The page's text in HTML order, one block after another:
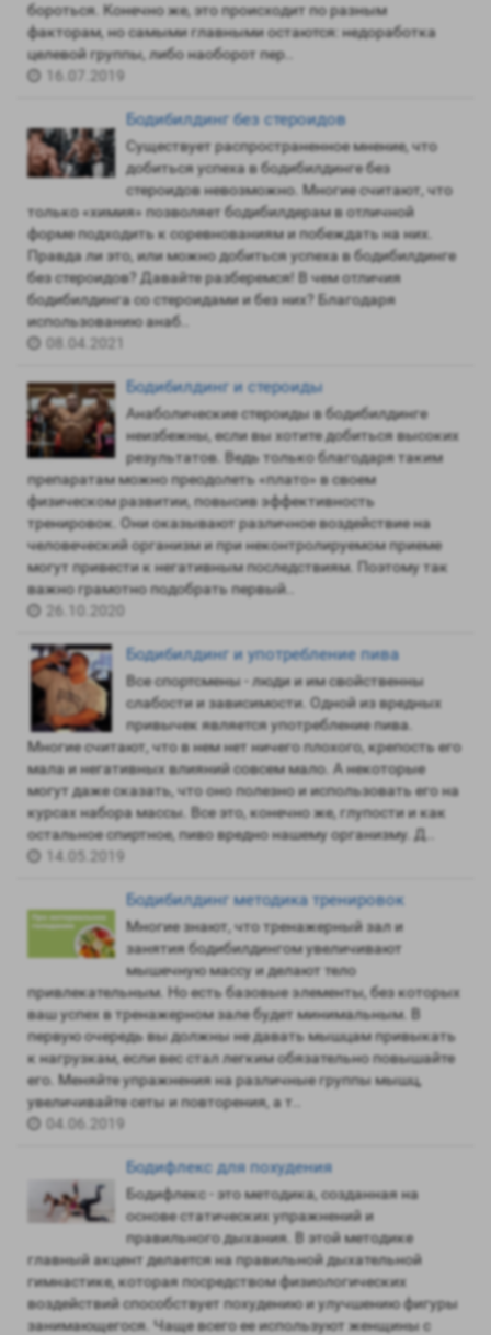
бороться. Конечно же, это происходит по разным
факторам, но самыми главными остаются: недоработка
целевой группы, либо наоборот пер..
16.07.2019
Бодибилдинг без стероидов
Существует распространенное мнение, что
добиться успеха в бодибилдинге без
стероидов невозможно. Многие считают, что
только «химия» позволяет бодибилдерам в отличной
форме подходить к соревнованиям и побеждать на них.
Правда ли это, или можно добиться успеха в бодибилдинге
без стероидов? Давайте разберемся! В чем отличия
бодибилдинга со стероидами и без них? Благодаря
использованию анаб..
08.04.2021
Бодибилдинг и стероиды
Анаболические стероиды в бодибилдинге
неизбежны, если вы хотите добиться высоких
результатов. Ведь только благодаря таким
препаратам можно преодолеть «плато» в своем
физическом развитии, повысив эффективность
тренировок. Они оказывают различное воздействие на
человеческий организм и при неконтролируемом приеме
могут привести к негативным последствиям. Поэтому так
важно грамотно подобрать первый..
26.10.2020
Бодибилдинг и употребление пива
Все спортсмены - люди и им свойственны
слабости и зависимости. Одной из вредных
привычек является употребление пива.
Многие считают, что в нем нет ничего плохого, крепость его
мала и негативных влияний совсем мало. А некоторые
могут даже сказать, что оно полезно и использовать его на
курсах набора массы. Все это, конечно же, глупости и как
остальное спиртное, пиво вредно нашему организму. Д..
14.05.2019
Бодибилдинг методика тренировок
Многие знают, что тренажерный зал и
занятия бодибилдингом увеличивают
мышечную массу и делают тело
привлекательным. Но есть базовые элементы, без которых
ваш успех в тренажерном зале будет минимальным. В
первую очередь вы должны не давать мышцам привыкать
к нагрузкам, если вес стал легким обязательно повышайте
его. Меняйте упражнения на различные группы мышц,
увеличивайте сеты и повторения, а т..
04.06.2019
Бодифлекс для похудения
Бодифлекс - это методика, созданная на
основе статических упражнений и
правильного дыхания. В этой методике
главный акцент делается на правильной дыхательной
гимнастике, которая посредством физиологических
воздействий способствует похудению и улучшению фигуры
занимающегося. Чаще всего ее используют женщины с